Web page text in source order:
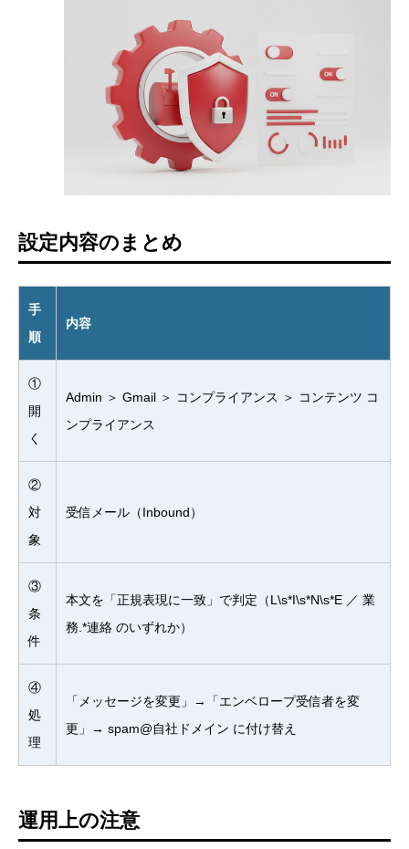
設定内容のまとめ
手
順
内容
①
開
く
Admin ＞ Gmail ＞ コンプライアンス ＞ コンテンツ コ
ンプライアンス
②
対
象
受信メール（Inbound）
③
条
件
本文を「正規表現に一致」で判定（L\s*I\s*N\s*E ／ 業
務.*連絡 のいずれか）
④
処
理
「メッセージを変更」→「エンベロープ受信者を変
更」→ spam@自社ドメイン に付け替え
運用上の注意